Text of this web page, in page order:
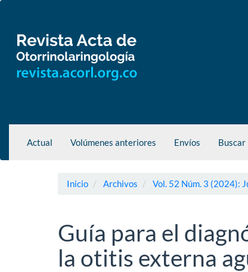
principal
Barra
lateral
Actual Volúmenes anteriores Envíos Buscar
Inicio Archivos Vol. 52 Núm. 3 (2024):
Guía para el
la otitis externa